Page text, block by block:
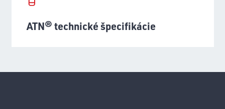
ATN® technické špecifikácie